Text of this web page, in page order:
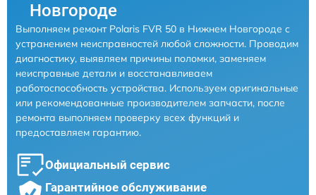
Новгороде
Выполняем ремонт Polaris FVR 50 в Нижнем Новгороде с
устранением неисправностей любой сложности. Проводим
диагностику, выявляем причины поломки, заменяем
неисправные детали и восстанавливаем
работоспособность устройства. Используем оригинальные
или рекомендованные производителем запчасти, после
ремонта выполняем проверку всех функций и
предоставляем гарантию.
Официальный сервис
Гарантийное обслуживание